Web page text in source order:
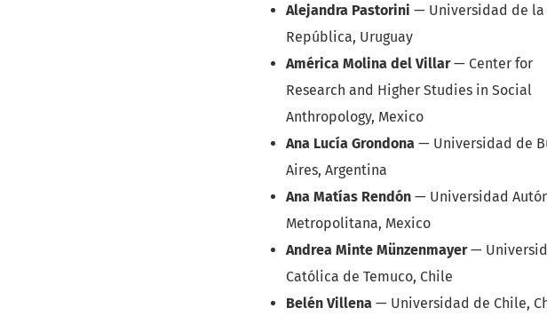
Alejandra Pastorini — Universidad de la
República, Uruguay
América Molina del Villar— Center for
Research and Higher Studies in Social
Anthropology, Mexico
Ana Lucía Grondona — Universidad de
Aires, Argentina
Ana Matías Rendón — Universidad
Metropolitana, Mexico
Andrea Minte Münzenmayer—
Católica de Temuco, Chile
Belén Villena — Universidad de Chile,